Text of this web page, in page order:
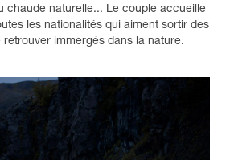
chaude naturelle... Le couple accueille
les nationalités qui aiment sortir des
retrouver immergés dans la nature.